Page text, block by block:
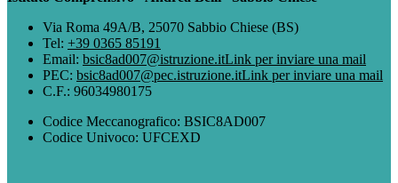
Via Roma 49A/B, 25070 Sabbio Chiese (BS)
Tel: +39 0365 85191
Email: bsic8ad007@istruzione.itLink per inviare una mail
PEC: bsic8ad007@pec.istruzione.itLink per inviare una mail
C.F.: 96034980175
Codice Meccanografico: BSIC8AD007
Codice Univoco: UFCEXD